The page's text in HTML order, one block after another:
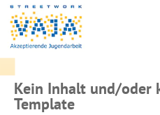
Kein Inhalt und/oder
Template